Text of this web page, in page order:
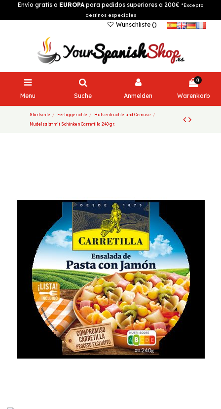
Envío gratis a EUROPApara pedidos superiores a 200€ *Excepto
destinos especiales
Wunschliste ()
Menu Suche Anmelden
0
Warenkorb
Startseite Fertiggerichte
Hülsenfrüchte und Gemüse
Nudelsalat mit Schinken Carretilla 240 gr.